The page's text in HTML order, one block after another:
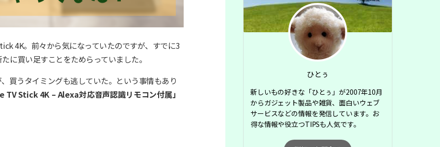
4K。前々から気になっていたのですが、すでに3
に買い足すことをためらっていました。
買うタイミングも逃していた。という事情もあり
TV Stick 4K – Alexa対応音声認識リモコン付属」
ひとぅ
新しいもの好きな「ひとぅ」が2007年10月
からガジェット製品や雑貨、面白いウェブ
サービスなどの情報を発信しています。お
得な情報や役立つTIPSも人気です。